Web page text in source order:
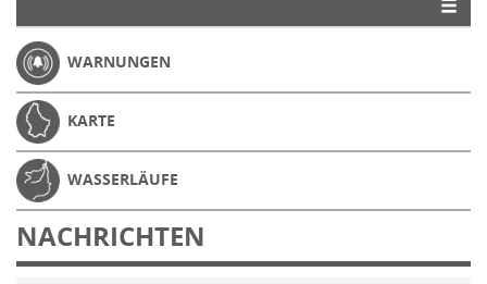
WARNUNGEN
KARTE
WASSERLÄUFE
NACHRICHTEN